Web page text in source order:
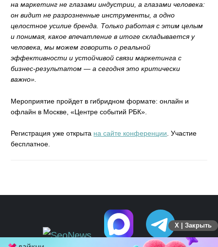
на маркетинг не глазами индустрии, а глазами человека:
он видит не разрозненные инструменты, а одно
целостное усилие бренда. Только работая с этим целым
и понимая, какое впечатление в итоге складывается у
человека, мы можем говорить о реальной
эффективности и устойчивой связи маркетинга с
бизнес-результатом — а сегодня это критически
важно».
Мероприятие пройдет в гибридном формате: онлайн и
офлайн в Москве, «Центре событий РБК».
Регистрация уже открыта на сайте конференции . Участие
бесплатное.
X | Закрыть